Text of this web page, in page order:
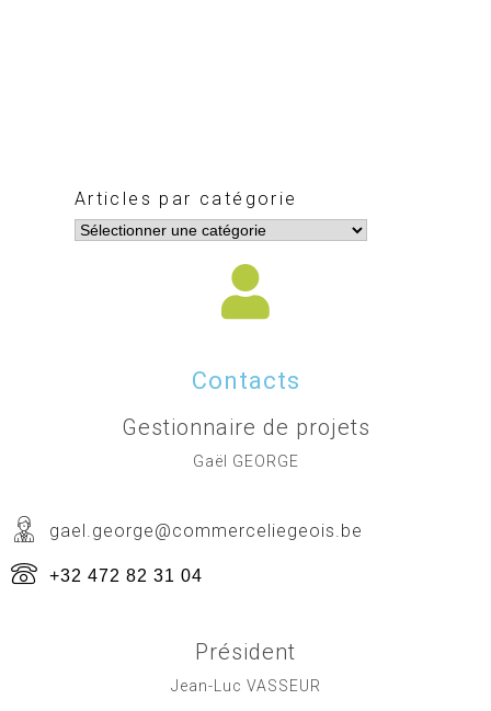
Articles par catégorie
Contacts
Gestionnaire de projets
Gaël GEORGE
gael.george@commerceliegeois.be
+32 472 82 31 04
Président
Jean-Luc VASSEUR